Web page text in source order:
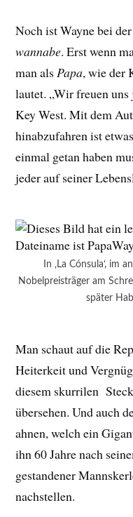
Noch ist Wayne bei
wannabe. Erst wenn
man alsPapa, wie der
lautet. „Wir freuen uns
Key West. Mit dem
hinabzufahren ist
einmal getan haben
jeder auf seiner
In ‚La Cónsula‘, im
Nobelpreisträger am
später
Man schaut auf die
Heiterkeit und
diesem skurrilen
übersehen. Und auch
ahnen, welch ein
ihn 60 Jahre nach
gestandener
nachstellen.